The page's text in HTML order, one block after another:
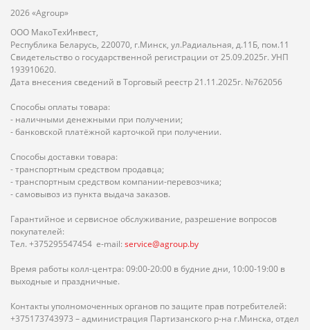
2026 «Agroup»
ООО МакоТехИнвест,
Республика Беларусь, 220070, г.Минск, ул.Радиальная, д.11Б, пом.11
Свидетельство о государственной регистрации от 25.09.2025г. УНП
193910620.
Дата внесения сведений в Торговый реестр 21.11.2025г. №762056
Способы оплаты товара:
- наличными денежными при получении;
- банковской платёжной карточкой при получении.
Способы доставки товара:
- транспортным средством продавца;
- транспортным средством компании-перевозчика;
- самовывоз из пункта выдача заказов.
Гарантийное и сервисное обслуживание, разрешение вопросов
покупателей:
Тел. +375295547454 e-mail: service@agroup.by
Время работы колл-центра: 09:00-20:00 в будние дни, 10:00-19:00 в
выходные и праздничные.
Контакты уполномоченных органов по защите прав потребителей:
+375173743973 – администрация Партизанского р-на г.Минска, отдел